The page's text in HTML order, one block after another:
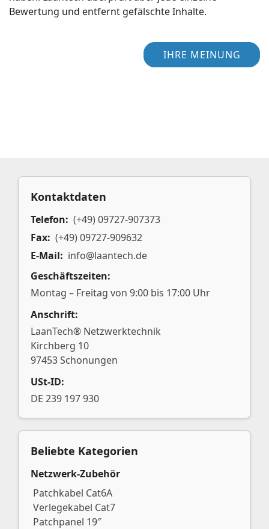
Bewertung und entfernt gefälschte Inhalte.
IHRE MEINUNG
Kontaktdaten
Telefon: (+49) 09727-907373
Fax: (+49) 09727-909632
E-Mail: info@laantech.de
Geschäftszeiten:
Montag – Freitag von 9:00 bis 17:00 Uhr
Anschrift:
LaanTech® Netzwerktechnik
Kirchberg 10
97453 Schonungen
USt-ID:
DE 239 197 930
Beliebte Kategorien
Netzwerk-Zubehör
Patchkabel Cat6A
Verlegekabel Cat7
Patchpanel 19″